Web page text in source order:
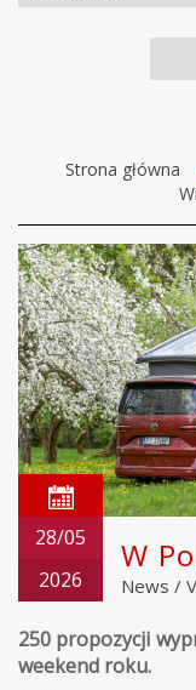
Strona główna
28/05
2026
W
News /
250 propozycji
weekend roku.